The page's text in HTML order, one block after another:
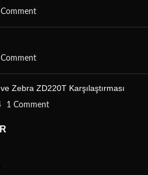
Zebra ZD220T Karşılaştırması
1 Comment